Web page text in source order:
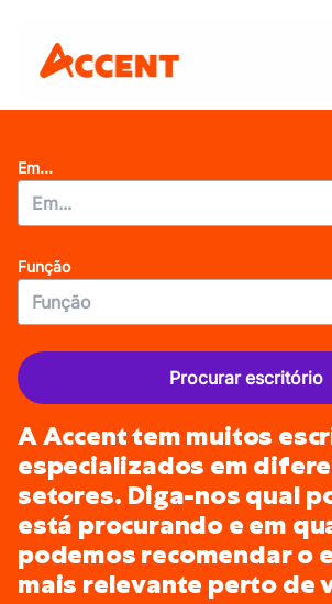
Em...
Função
Procurar escritório
A Accent tem muitos
especializados em
setores. Diga-nos qual
está procurando e em
podemos recomendar o
mais relevante perto de